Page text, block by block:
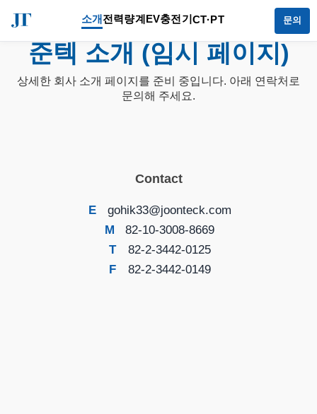
소개전력량계EV충전기CT·PT 문의
준텍 소개 (임시 페이지)
상세한 회사 소개 페이지를 준비 중입니다. 아래 연락처로
문의해 주세요.
Contact
E
gohik33@joonteck.com
M
82-10-3008-8669
T
82-2-3442-0125
F
82-2-3442-0149